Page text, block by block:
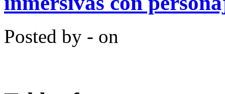
Posted by - on